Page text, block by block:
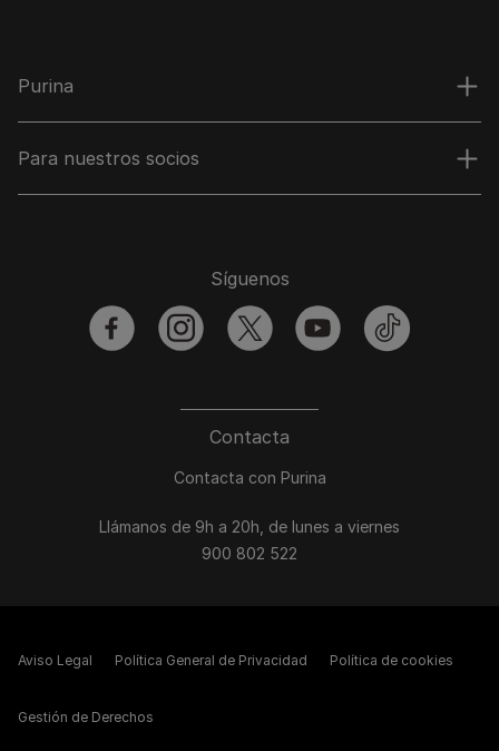
Purina
Para nuestros socios
Contacta
Contacta con Purina
Llámanos de 9h a 20h, de lunes a viernes
900 802 522
Síguenos
facebookinstagramtwitter youtubetiktok
Aviso Legal Política General de Privacidad Política de cookies
Gestión de Derechos